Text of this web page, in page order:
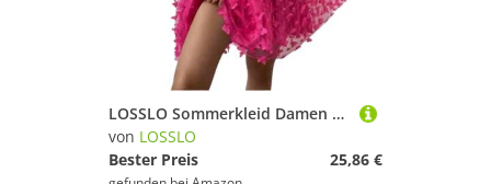
LOSSLO Sommerkleid Damen Kurz -Neckholder Kleid Minikleid Strandkleid Ärmelloses Freizeitkleid Swing Partykleid A-Linien Tunikakleider Lose Strandkleider Sexy Mini Kleider für Frauen Strand
von LOSSLO
Bester Preis
25,86 €